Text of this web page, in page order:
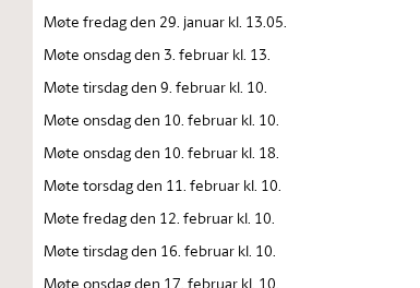
Møte fredag den 29. januar kl. 13.05.
Møte onsdag den 3. februar kl. 13.
Møte tirsdag den 9. februar kl. 10.
Møte onsdag den 10. februar kl. 10.
Møte onsdag den 10. februar kl. 18.
Møte torsdag den 11. februar kl. 10.
Møte fredag den 12. februar kl. 10.
Møte tirsdag den 16. februar kl. 10.
Møte onsdag den 17. februar kl. 10.